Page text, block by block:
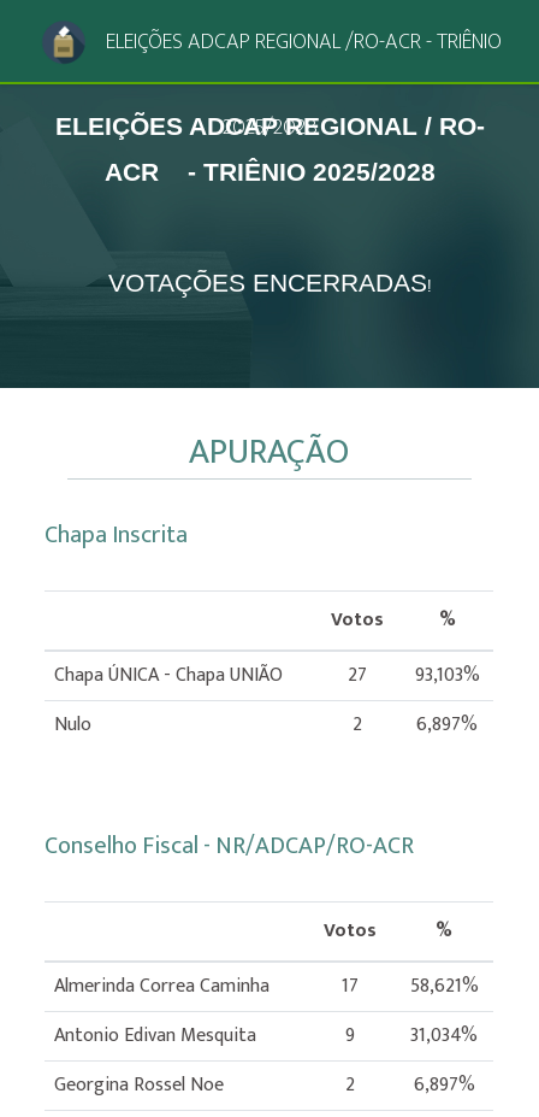
ELEIÇÕES ADCAP REGIONAL /RO-ACR - TRIÊNIO
2025/2028
ELEIÇÕES ADCAP REGIONAL / RO-
ACR
- TRIÊNIO 2025/2028
VOTAÇÕES ENCERRADAS!
APURAÇÃO
Chapa Inscrita
Votos
%
Chapa ÚNICA - Chapa UNIÃO
27
93,103%
Nulo
2 6,897%
Conselho Fiscal - NR/ADCAP/RO-ACR
Votos
%
Almerinda Correa Caminha
17
58,621%
Antonio Edivan Mesquita
9
31,034%
Georgina Rossel Noe
2
6,897%